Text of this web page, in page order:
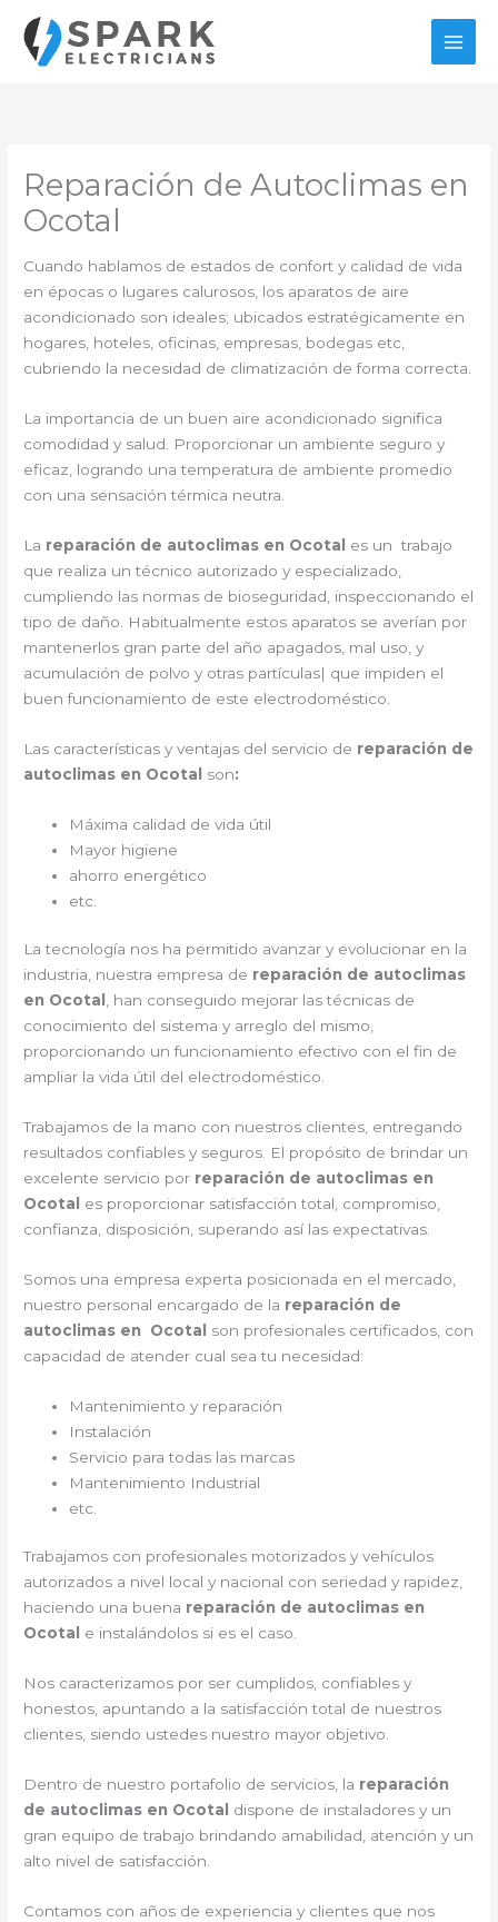
contenido
Reparación de Autoclimas en
Ocotal
Cuando hablamos de estados de confort y calidad de vida
en épocas o lugares calurosos, los aparatos de aire
acondicionado son ideales; ubicados estratégicamente en
hogares, hoteles, oficinas, empresas, bodegas etc,
cubriendo la necesidad de climatización de forma correcta.
La importancia de un buen aire acondicionado significa
comodidad y salud. Proporcionar un ambiente seguro y
eficaz, logrando una temperatura de ambiente promedio
con una sensación térmica neutra.
La reparación de autoclimas en Ocotal
es un trabajo
que realiza un técnico autorizado y especializado,
cumpliendo las normas de bioseguridad, inspeccionando el
tipo de daño. Habitualmente estos aparatos se averían por
mantenerlos gran parte del año apagados, mal uso, y
acumulación de polvo y otras partículas| que impiden el
buen funcionamiento de este electrodoméstico.
Las características y ventajas del servicio de reparación de
autoclimas en Ocotal son:
Máxima calidad de vida útil
Mayor higiene
ahorro energético
etc.
La tecnología nos ha permitido avanzar y evolucionar en la
industria, nuestra empresa de reparación de autoclimas
en Ocotal , han conseguido mejorar las técnicas de
conocimiento del sistema y arreglo del mismo,
proporcionando un funcionamiento efectivo con el fin de
ampliar la vida útil del electrodoméstico.
Trabajamos de la mano con nuestros clientes, entregando
resultados confiables y seguros. El propósito de brindar un
excelente servicio por reparación de autoclimas en
Ocotal
es proporcionar satisfacción total, compromiso,
confianza, disposición, superando así las expectativas.
Somos una empresa experta posicionada en el mercado,
nuestro personal encargado de la reparación de
autoclimas en Ocotal
son profesionales certificados, con
capacidad de atender cual sea tu necesidad:
Mantenimiento y reparación
Instalación
Servicio para todas las marcas
Mantenimiento Industrial
etc.
Trabajamos con profesionales motorizados y vehículos
autorizados a nivel local y nacional con seriedad y rapidez,
haciendo una buena reparación de autoclimas en
Ocotal e instalándolos si es el caso.
Nos caracterizamos por ser cumplidos, confiables y
honestos, apuntando a la satisfacción total de nuestros
clientes, siendo ustedes nuestro mayor objetivo.
Dentro de nuestro portafolio de servicios, la reparación
de autoclimas en Ocotal
dispone de instaladores y un
gran equipo de trabajo brindando amabilidad, atención y un
alto nivel de satisfacción.
Contamos con años de experiencia y clientes que nos